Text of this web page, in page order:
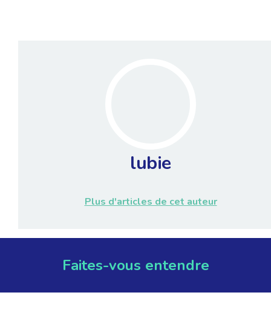
lubie
Plus d'articles de cet auteur
Faites-vous entendre